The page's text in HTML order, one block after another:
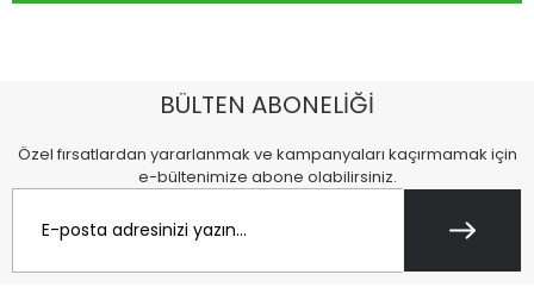
BÜLTEN ABONELİĞİ
Özel fırsatlardan yararlanmak ve kampanyaları kaçırmamak için
e-bültenimize abone olabilirsiniz.